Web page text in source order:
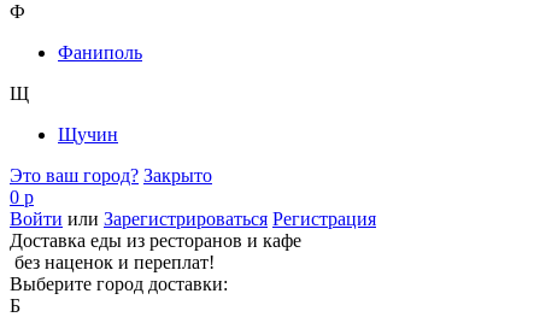
Ф
Фаниполь
Щ
Щучин
Это ваш город? Закрыто
0 р
Войти или Зарегистрироваться Регистрация
Доставка еды из ресторанов и кафе
без наценок и переплат!
Выберите город доставки:
Б